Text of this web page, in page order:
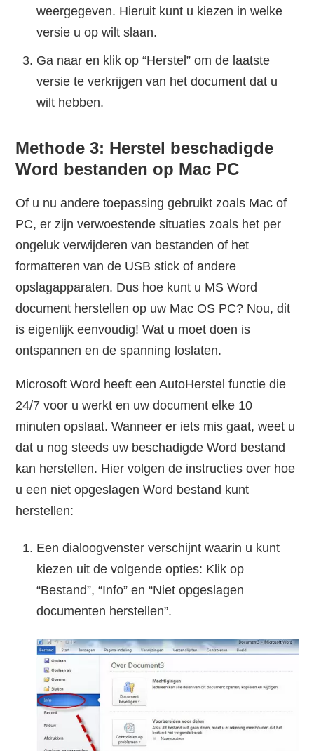
weergegeven. Hieruit kunt u kiezen in welke
versie u op wilt slaan.
Ga naar en klik op “Herstel” om de laatste
versie te verkrijgen van het document dat u
wilt hebben.
Methode 3: Herstel beschadigde
Word bestanden op Mac PC
Of u nu andere toepassing gebruikt zoals Mac of
PC, er zijn verwoestende situaties zoals het per
ongeluk verwijderen van bestanden of het
formatteren van de USB stick of andere
opslagapparaten. Dus hoe kunt u MS Word
document herstellen op uw Mac OS PC? Nou, dit
is eigenlijk eenvoudig! Wat u moet doen is
ontspannen en de spanning loslaten.
Microsoft Word heeft een AutoHerstel functie die
24/7 voor u werkt en uw document elke 10
minuten opslaat. Wanneer er iets mis gaat, weet u
dat u nog steeds uw beschadigde Word bestand
kan herstellen. Hier volgen de instructies over hoe
u een niet opgeslagen Word bestand kunt
herstellen:
Een dialoogvenster verschijnt waarin u kunt
kiezen uit de volgende opties: Klik op
“Bestand”, “Info” en “Niet opgeslagen
documenten herstellen”.